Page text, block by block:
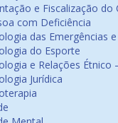
e Fiscalização do
com Deficiência
das Emergências
do Esporte
e Relações Étnico
Jurídica